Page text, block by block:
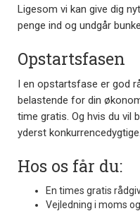
Ligesom vi kan give dig
penge ind og undgår
Opstartsfasen
I en opstartsfase er god
belastende for din
time gratis. Og hvis du vil
yderst konkurrencedygtige.
Hos os får du:
En times gratis
Vejledning i moms